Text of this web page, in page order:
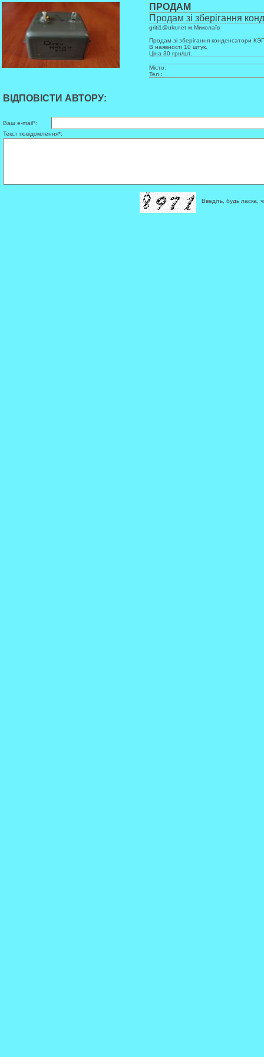
ПРОДАМ
Продам зі зберігання
griti1@ukr.net м.Миколаїв
Продам зі зберігання конденсатори
В наявності 10 штук.
Ціна 30 грн/шт.
Місто:
Тел.:
ВІДПОВІСТИ АВТОРУ:
Ваш e-mail*:
Текст повідомлення*:
Введіть, будь ласка,